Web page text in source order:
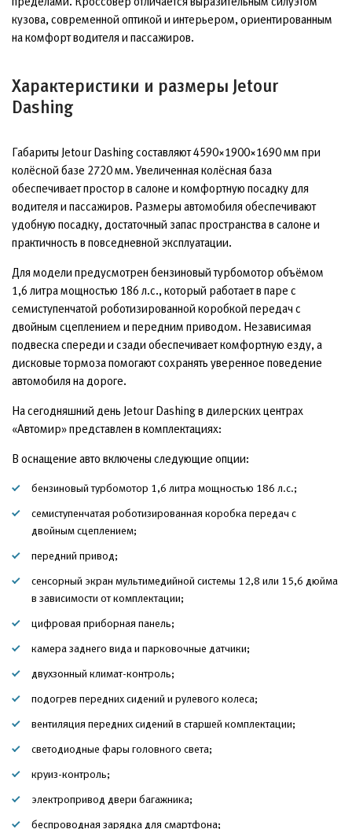
кузова, современной оптикой и интерьером, ориентированным
на комфорт водителя и пассажиров.
Характеристики и размеры Jetour
Dashing
Габариты Jetour Dashing составляют 4590×1900×1690 мм при
колёсной базе 2720 мм. Увеличенная колёсная база
обеспечивает простор в салоне и комфортную посадку для
водителя и пассажиров. Размеры автомобиля обеспечивают
удобную посадку, достаточный запас пространства в салоне и
практичность в повседневной эксплуатации.
Для модели предусмотрен бензиновый турбомотор объёмом
1,6 литра мощностью 186 л.с., который работает в паре с
семиступенчатой роботизированной коробкой передач с
двойным сцеплением и передним приводом. Независимая
подвеска спереди и сзади обеспечивает комфортную езду, а
дисковые тормоза помогают сохранять уверенное поведение
автомобиля на дороге.
На сегодняшний день Jetour Dashing в дилерских центрах
«Автомир» представлен в комплектациях:
В оснащение авто включены следующие опции:
бензиновый турбомотор 1,6 литра мощностью 186 л.с.;
семиступенчатая роботизированная коробка передач с
двойным сцеплением;
передний привод;
сенсорный экран мультимедийной системы 12,8 или 15,6 дюйма
в зависимости от комплектации;
цифровая приборная панель;
камера заднего вида и парковочные датчики;
двухзонный климат-контроль;
подогрев передних сидений и рулевого колеса;
вентиляция передних сидений в старшей комплектации;
светодиодные фары головного света;
круиз-контроль;
электропривод двери багажника;
беспроводная зарядка для смартфона;